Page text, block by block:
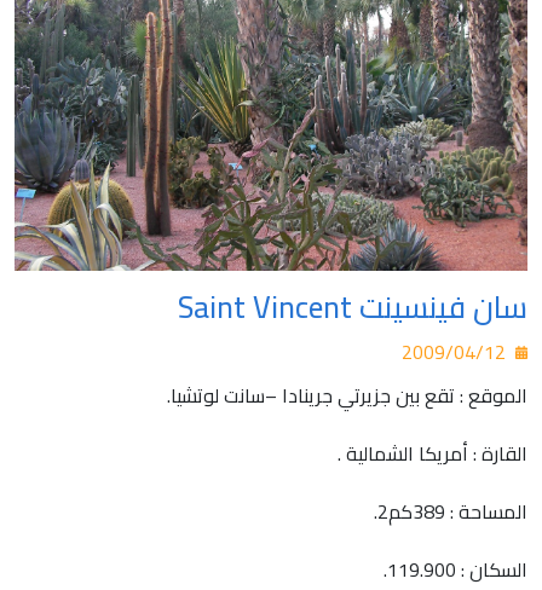
سان فينسينت Saint Vincent
الموقع : تقع بين جزيرتي جرينادا –سانت لوتشيا.
القارة : أمريكا الشمالية .
المساحة : 389كم2.
السكان : 119.900.